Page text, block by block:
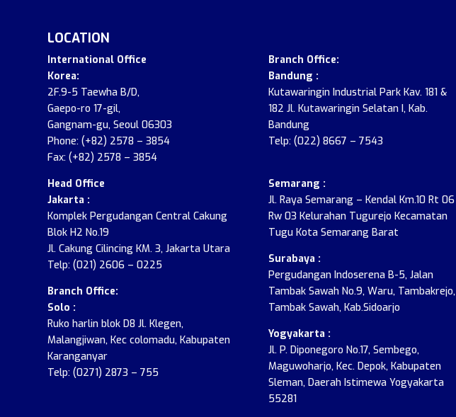
LOCATION
International Office
Korea:
2F.9-5 Taewha B/D,
Gaepo-ro 17-gil,
Gangnam-gu, Seoul 06303
Phone: (+82) 2578 – 3854
Fax: (+82) 2578 – 3854
Head Office
Jakarta :
Komplek Pergudangan Central Cakung
Blok H2 No.19
Jl. Cakung Cilincing KM. 3, Jakarta Utara
Telp: (021) 2606 – 0225
Branch Office:
Solo :
Ruko harlin blok D8 Jl. Klegen,
Malangjiwan, Kec colomadu, Kabupaten
Karanganyar
Telp: (0271) 2873 – 755
Branch Office:
Bandung :
Kutawaringin Industrial Park Kav. 181 &
182 Jl. Kutawaringin Selatan I, Kab.
Bandung
Telp: (022) 8667 – 7543
Semarang :
Jl. Raya Semarang – Kendal Km.10 Rt 06
Rw 03 Kelurahan Tugurejo Kecamatan
Tugu Kota Semarang Barat
Surabaya :
Pergudangan Indoserena B-5, Jalan
Tambak Sawah No.9, Waru, Tambakrejo,
Tambak Sawah, Kab.Sidoarjo
Yogyakarta :
Jl. P. Diponegoro No.17, Sembego,
Maguwoharjo, Kec. Depok, Kabupaten
Sleman, Daerah Istimewa Yogyakarta
55281